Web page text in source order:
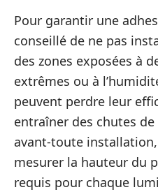
Pour garantir une
conseillé de ne pas
des zones exposées à
extrêmes ou à
peuvent perdre leur
entraîner des chutes
avant-toute
mesurer la hauteur du
requis pour chaque